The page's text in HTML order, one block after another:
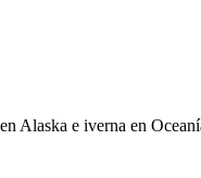
Alaska e iverna en